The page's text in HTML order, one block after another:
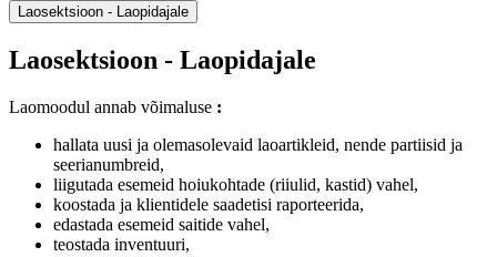
Laosektsioon - Laopidajale
Laosektsioon - Laopidajale
Laomoodul annab võimaluse :
hallata uusi ja olemasolevaid laoartikleid, nende partiisid ja
seerianumbreid,
liigutada esemeid hoiukohtade (riiulid, kastid) vahel,
koostada ja klientidele saadetisi raporteerida,
edastada esemeid saitide vahel,
teostada inventuuri,